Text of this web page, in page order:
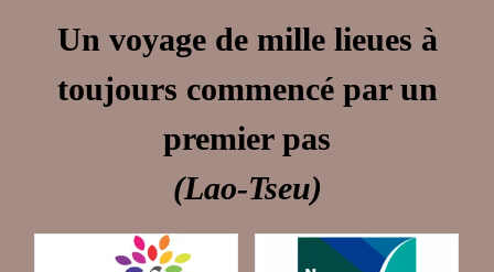
Un voyage de mille lieues à
toujours commencé par un
premier pas
(Lao-Tseu)